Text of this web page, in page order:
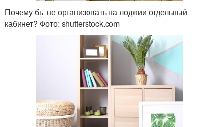
Почему бы не организовать на лоджии отдельный
кабинет? Фото: shutterstock.com